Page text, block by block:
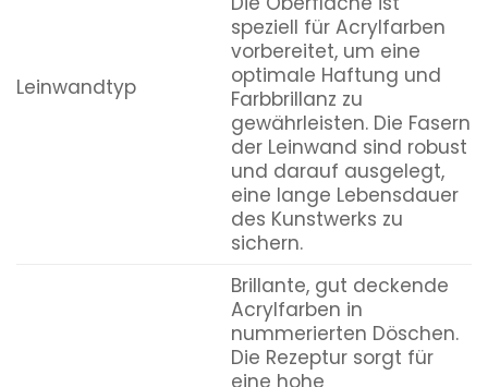
Leinwandtyp
speziell für Acrylfarben
vorbereitet, um eine
optimale Haftung und
Farbbrillanz zu
gewährleisten. Die Fasern
der Leinwand sind robust
und darauf ausgelegt,
eine lange Lebensdauer
des Kunstwerks zu
sichern.
Brillante, gut deckende
Acrylfarben in
nummerierten Döschen.
Die Rezeptur sorgt für
eine hohe